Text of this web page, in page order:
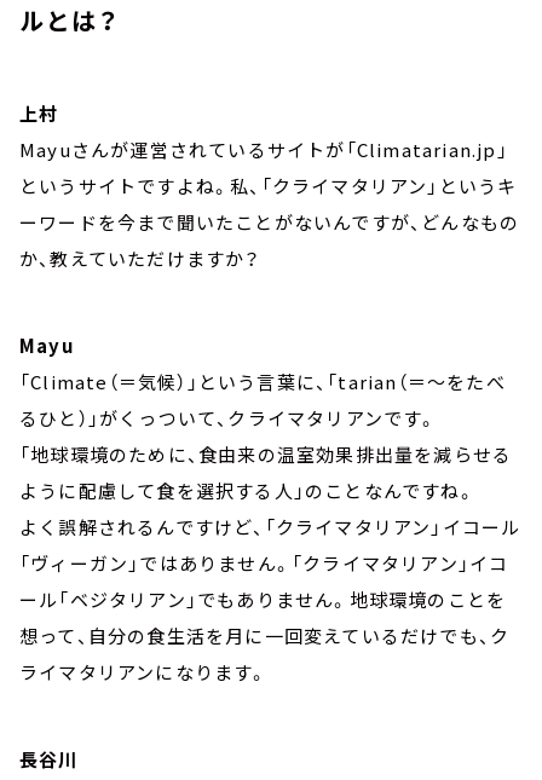
ルとは？
上村
Mayuさんが運営されているサイトが「Climatarian.jp」
というサイトですよね。私、「クライマタリアン」というキ
ーワードを今まで聞いたことがないんですが、どんなもの
か、教えていただけますか？
Mayu
「Climate（＝気候）」という言葉に、「tarian（＝～をたべ
るひと）」がくっついて、クライマタリアンです。
「地球環境のために、食由来の温室効果排出量を減らせる
ように配慮して食を選択する人」のことなんですね。
よく誤解されるんですけど、「クライマタリアン」イコール
「ヴィーガン」ではありません。「クライマタリアン」イコ
ール「ベジタリアン」でもありません。地球環境のことを
想って、自分の食生活を月に一回変えているだけでも、ク
ライマタリアンになります。
長谷川